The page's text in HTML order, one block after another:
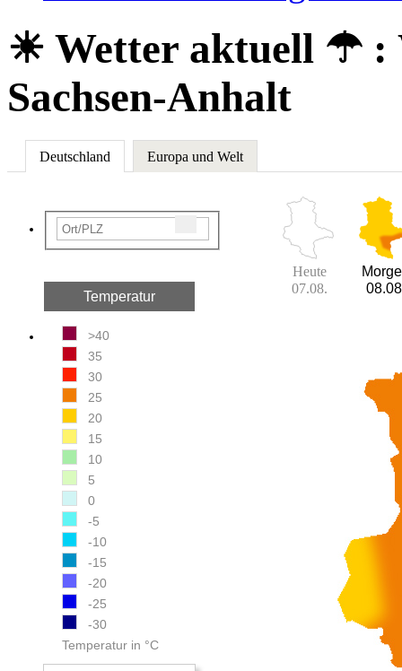
☀ Wetter aktuell ☂ :
Sachsen-Anhalt
Deutschland Europa und Welt
Temperatur
>40
35
30
25
20
15
10
5
0
-5
-10
-15
-20
-25
-30
Temperatur in °C
Heute
07.08.